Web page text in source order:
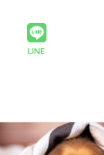
LINE